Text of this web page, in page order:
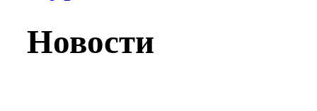
Новости